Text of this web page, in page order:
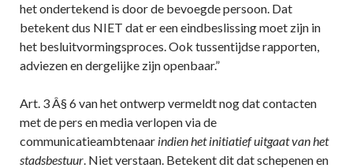
het ondertekend is door de bevoegde persoon. Dat
betekent dus NIET dat er een eindbeslissing moet zijn in
het besluitvormingsproces. Ook tussentijdse rapporten,
adviezen en dergelijke zijn openbaar.”
Art. 3 Â§ 6 van het ontwerp vermeldt nog dat contacten
met de pers en media verlopen via de
communicatieambtenaar indien het initiatief uitgaat van het
stadsbestuur. Niet verstaan. Betekent dit dat schepenen en